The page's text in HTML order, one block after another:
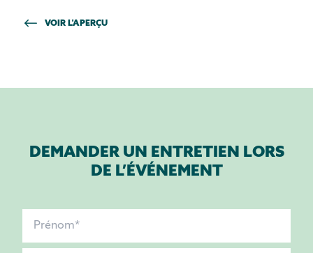
VOIR L'APERÇU
DEMANDER UN ENTRETIEN LORS
DE L’ÉVÉNEMENT